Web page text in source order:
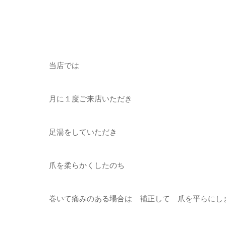
当店では
月に１度ご来店いただき
足湯をしていただき
爪を柔らかくしたのち
巻いて痛みのある場合は 補正して 爪を平らにし